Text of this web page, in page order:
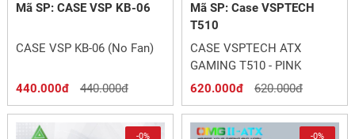
Mã SP: CASE VSP KB-06
CASE VSP KB-06 (No Fan)
440.000đ 440.000đ
Mã SP: Case VSPTECH
T510
CASE VSPTECH ATX
GAMING T510 - PINK
620.000đ
620.000đ
-0% -0%